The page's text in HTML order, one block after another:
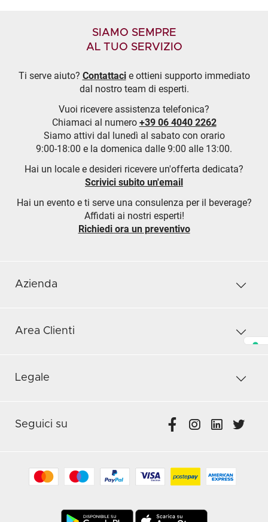
SIAMO SEMPRE
AL TUO SERVIZIO
Ti serve aiuto? Contattacie ottieni supporto immediato
dal nostro team di esperti.
Vuoi ricevere assistenza telefonica?
Chiamaci al numero +39 06 4040 2262
Siamo attivi dal lunedì al sabato con orario
9:00-18:00 e la domenica dalle 9:00 alle 13:00.
Hai un locale e desideri ricevere un'offerta dedicata?
Scrivici subito un'email
Hai un evento e ti serve una consulenza per il beverage?
Affidati ai nostri esperti!
Richiedi ora un preventivo
Azienda
Area Clienti
Legale
Seguici su